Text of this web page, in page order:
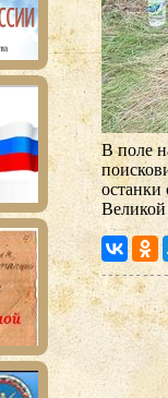
В поле
останки